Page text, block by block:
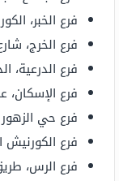
فرع الخبر،
فرع الخرج،
فرع الدرعية،
فرع الإسكان،
فرع حي الزهور – شارع 18 مقابل
فرع الكورنيش
فرع الرس،